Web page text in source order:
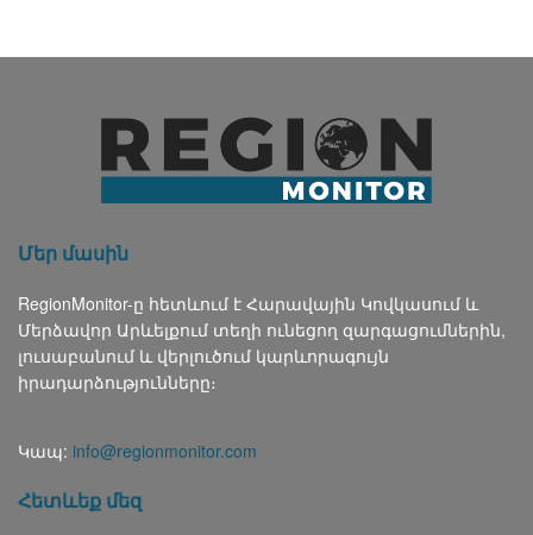
Մեր մասին
RegionMonitor-ը հետևում է Հարավային Կովկասում և
Մերձավոր Արևելքում տեղի ունեցող զարգացումներին,
լուսաբանում և վերլուծում կարևորագույն
իրադարձությունները։
Կապ: info@regionmonitor.com
Հետևեք մեզ